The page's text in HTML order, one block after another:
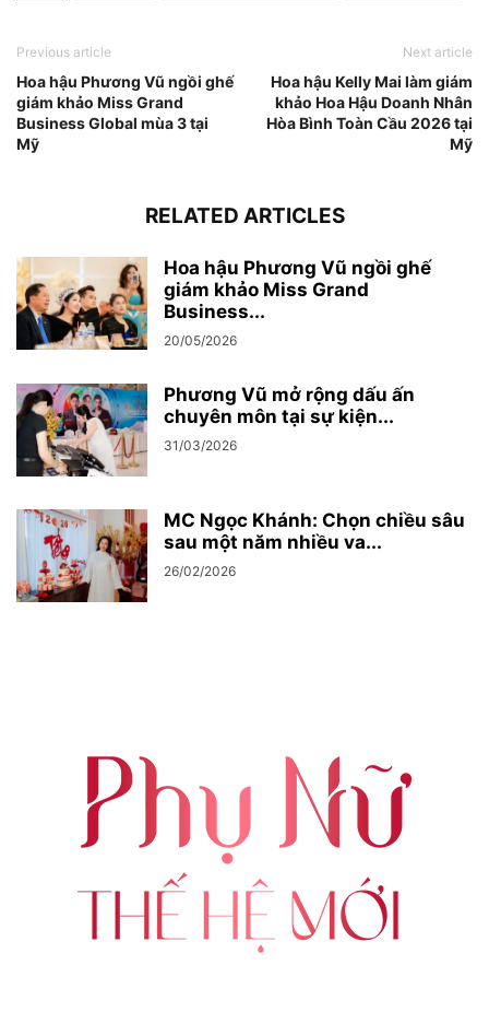
Previous article
Hoa hậu Phương Vũ ngồi ghế
giám khảo Miss Grand
Business Global mùa 3 tại
Mỹ
Next article
Hoa hậu Kelly Mai làm giám
khảo Hoa Hậu Doanh Nhân
Hòa Bình Toàn Cầu 2026 tại
Mỹ
RELATED ARTICLES
Hoa hậu Phương Vũ ngồi ghế
giám khảo Miss Grand
Business...
20/05/2026
Phương Vũ mở rộng dấu ấn
chuyên môn tại sự kiện...
31/03/2026
MC Ngọc Khánh: Chọn chiều sâu
sau một năm nhiều va...
26/02/2026